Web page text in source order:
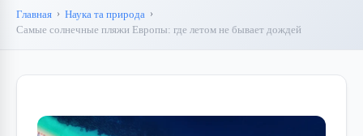
Главная
Наука та природа
Самые солнечные пляжи Европы: где летом не бывает дождей